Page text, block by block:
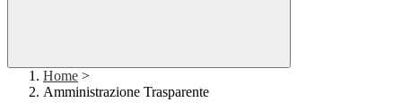
Home >
Amministrazione Trasparente